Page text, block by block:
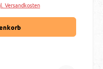
Versandkosten